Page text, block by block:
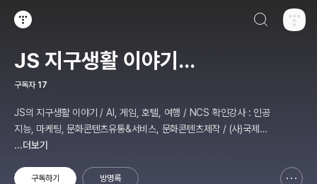
JS 지구생활 이야기...
구독자 17
JS의 지구생활 이야기 / AI, 게임, 호텔, 여행 / NCS 확인강사 : 인공
지능, 마케팅, 문화콘텐츠유통&서비스, 문화콘텐츠제작 / (사)국제미
디어예술협회 강원지부장 겸 수석연구원
...더보기
구독하기 방명록